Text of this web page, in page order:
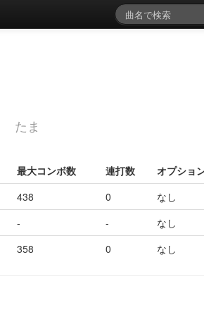
たま
最大コンボ数 連打数 オプショ
438 0 なし
- - なし
358 0 なし